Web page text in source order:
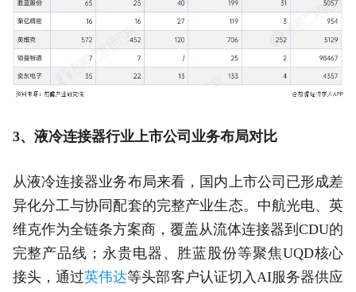
3、液冷连接器行业上市公司业务布局对比
从液冷连接器业务布局来看，国内上市公司已形成差
异化分工与协同配套的完整产业生态。中航光电、英
维克作为全链条方案商，覆盖从流体连接器到CDU的
完整产品线；永贵电器、胜蓝股份等聚焦UQD核心
接头，通过英伟达等头部客户认证切入AI服务器供应